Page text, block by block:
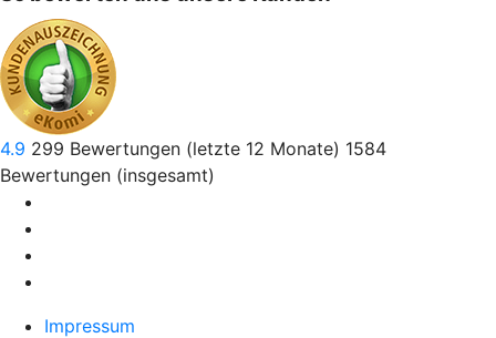
4.9 299 Bewertungen (letzte 12 Monate) 1584
Bewertungen (insgesamt)
Impressum